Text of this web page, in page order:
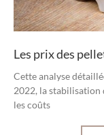
Les prix des
Cette analyse
2022, la stabilisation
les coûts